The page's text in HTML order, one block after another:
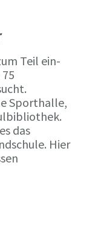
Teil ein-
Sporthalle,
das
Hier